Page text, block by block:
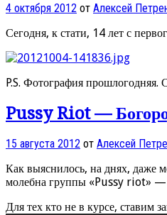
4 октября 2012 от Алексей
Сегодня, к стати, 14 лет с
P.S. Фотография прошлогодняя.
Pussy Riot —
15 августа 2012 от Алексей
Как выяснилось, на днях, даже
молебна группы «Pussy riot» —
Для тех кто не в курсе, ставим